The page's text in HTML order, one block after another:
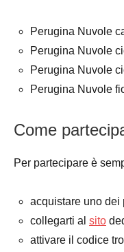
Perugina Nuvole
Perugina Nuvole
Perugina Nuvole
Perugina Nuvole
Come
Per partecipare è
acquistare uno dei
collegarti al sito
attivare il codice